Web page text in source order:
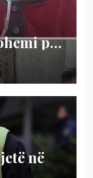
për
në